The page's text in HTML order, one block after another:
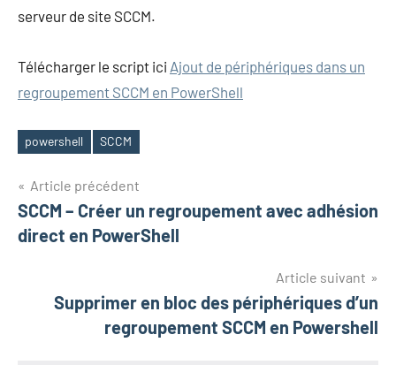
serveur de site SCCM.
Télécharger le script ici Ajout de périphériques dans un
regroupement SCCM en PowerShell
Étiquettes
powershell SCCM
Navigation
de
Article précédent
SCCM – Créer un regroupement avec adhésion
direct en PowerShell
Article suivant
Supprimer en bloc des périphériques d’un
regroupement SCCM en Powershell